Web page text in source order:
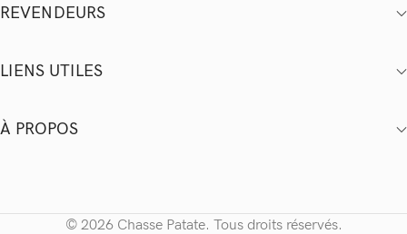
REVENDEURS
LIENS UTILES
À PROPOS
© 2026 Chasse Patate. Tous droits réservés.